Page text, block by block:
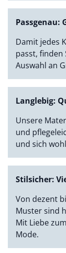
Passgenau:
Damit jedes
passt, finden
Auswahl an
Langlebig:
Unsere
und
und sich
Stilsicher:
Von dezent
Muster sind
Mit Liebe
Mode.